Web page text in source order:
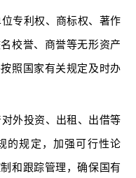
专利权、商标权、著作
校誉、商誉等无形资产
照国家有关规定及时办
外投资、出租、出借等
的规定，加强可行性论
和跟踪管理，确保国有